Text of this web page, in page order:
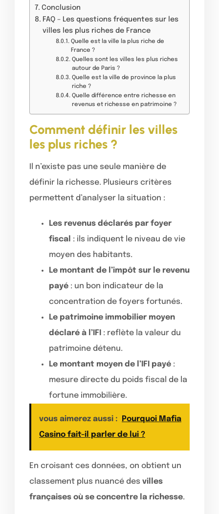
Conclusion
FAQ – Les questions fréquentes sur les
villes les plus riches de France
Quelle est la ville la plus riche de
France ?
Quelles sont les villes les plus riches
autour de Paris ?
Quelle est la ville de province la plus
riche ?
Quelle différence entre richesse en
revenus et richesse en patrimoine ?
Comment définir les villes
les plus riches ?
Il n’existe pas une seule manière de
définir la richesse. Plusieurs critères
permettent d’analyser la situation :
Les revenus déclarés par foyer
fiscal : ils indiquent le niveau de vie
moyen des habitants.
Le montant de l’impôt sur le revenu
payé : un bon indicateur de la
concentration de foyers fortunés.
Le patrimoine immobilier moyen
déclaré à l’IFI : reflète la valeur du
patrimoine détenu.
Le montant moyen de l’IFI payé :
mesure directe du poids fiscal de la
fortune immobilière.
vous aimerez aussi :
Pourquoi Mafia
Casino fait-il parler de lui ?
En croisant ces données, on obtient un
classement plus nuancé des villes
françaises où se concentre la richesse.